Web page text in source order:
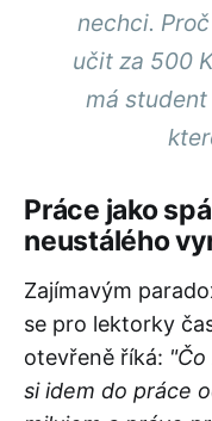
nechci.
učit za 500
má
Práce jako
neustálého
Zajímavým
se pro lektorky
otevřeně říká:
si idem do práce